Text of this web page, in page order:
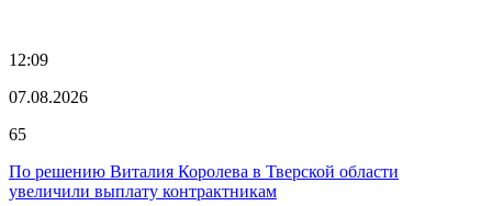
12:09
07.08.2026
65
По решению Виталия Королева в Тверской области
увеличили выплату контрактникам